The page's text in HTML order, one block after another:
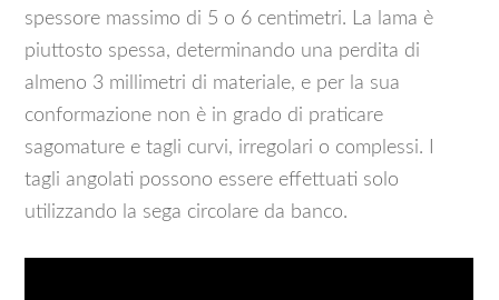
spessore massimo di 5 o 6 centimetri. La lama è
piuttosto spessa, determinando una perdita di
almeno 3 millimetri di materiale, e per la sua
conformazione non è in grado di praticare
sagomature e tagli curvi, irregolari o complessi. I
tagli angolati possono essere effettuati solo
utilizzando la sega circolare da banco.